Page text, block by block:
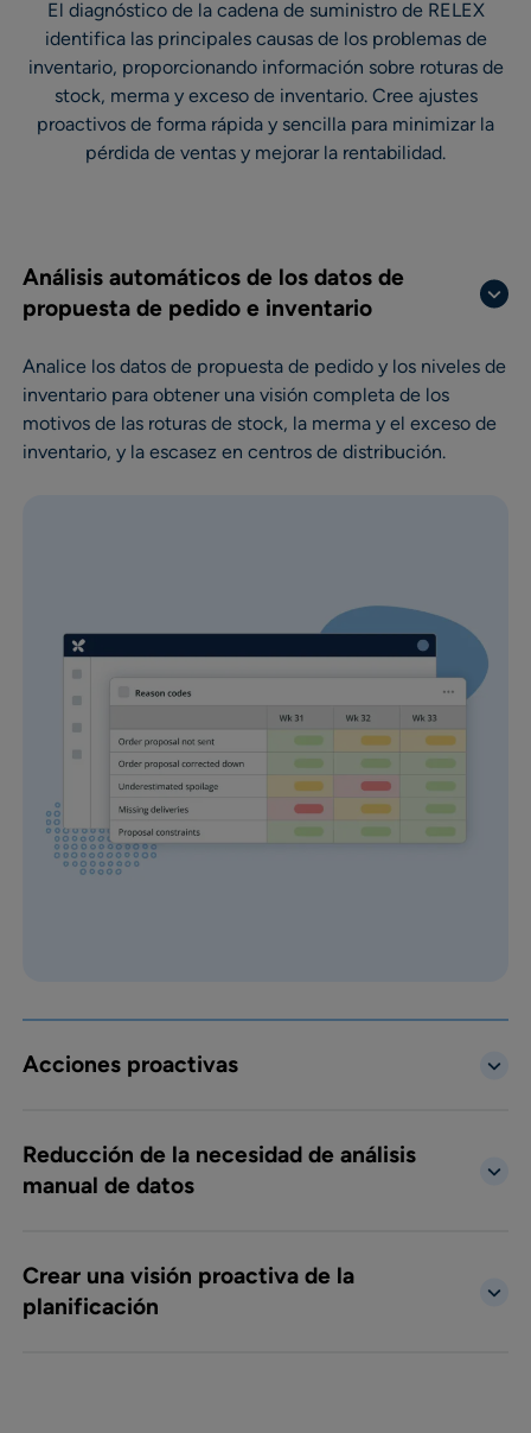
El diagnóstico de la cadena de suministro de RELEX
identifica las principales causas de los problemas de
inventario, proporcionando información sobre roturas de
stock, merma y exceso de inventario. Cree ajustes
proactivos de forma rápida y sencilla para minimizar la
pérdida de ventas y mejorar la rentabilidad.
Análisis automáticos de los datos de
propuesta de pedido e inventario
Analice los datos de propuesta de pedido y los niveles de
inventario para obtener una visión completa de los
motivos de las roturas de stock, la merma y el exceso de
inventario, y la escasez en centros de distribución.
Acciones proactivas
Reducción de la necesidad de análisis
manual de datos
Crear una visión proactiva de la
planificación